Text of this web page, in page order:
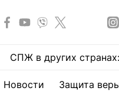
СПЖ в других странах:
Новости Защита